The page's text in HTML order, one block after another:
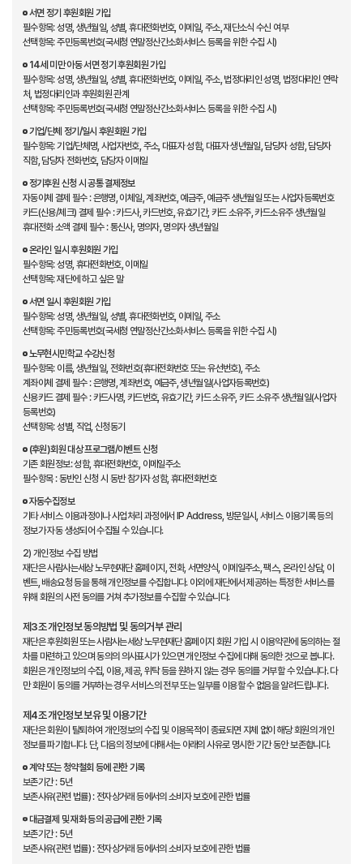
서면 정기 후원회원 가입
필수항목: 성명, 생년월일, 성별, 휴대전화번호, 이메일, 주소, 재단소식 수신 여부
선택항목: 주민등록번호(국세청 연말정산간소화서비스 등록을 위한 수집 시)
14세 미만 아동 서면 정기 후원회원 가입
필수항목: 성명, 생년월일, 성별, 휴대전화번호, 이메일, 주소, 법정대리인 성명, 법정대리인 연락
처, 법정대리인과 후원회원 관계
선택항목: 주민등록번호(국세청 연말정산간소화서비스 등록을 위한 수집 시)
기업/단체 정기/일시 후원회원 가입
필수항목: 기업/단체명, 사업자번호, 주소, 대표자 성함, 대표자 생년월일, 담당자 성함, 담당자
직함, 담당자 전화번호, 담당자 이메일
정기후원 신청 시 공통 결제정보
자동이체 결제 필수 : 은행명, 이체일, 계좌번호, 예금주, 예금주 생년월일 또는 사업자등록번호
카드(신용/체크) 결제 필수 : 카드사, 카드번호, 유효기간, 카드 소유주, 카드소유주 생년월일
휴대전화 소액 결제 필수 : 통신사, 명의자, 명의자 생년월일
온라인 일시 후원회원 가입
필수항목: 성명, 휴대전화번호, 이메일
선택항목: 재단에 하고 싶은 말
서면 일시 후원회원 가입
필수항목: 성명, 생년월일, 성별, 휴대전화번호, 이메일, 주소
선택항목: 주민등록번호(국세청 연말정산간소화서비스 등록을 위한 수집 시)
노무현시민학교 수강신청
필수항목: 이름, 생년월일, 전화번호(휴대전화번호 또는 유선번호), 주소
계좌이체 결제 필수 : 은행명, 계좌번호, 예금주, 생년월일(사업자등록번호)
신용카드 결제 필수 : 카드사명, 카드번호, 유효기간, 카드 소유주, 카드 소유주 생년월일(사업자
등록번호)
선택항목: 성별, 직업, 신청동기
(후원)회원 대상 프로그램/이벤트 신청
기존 회원정보: 성함, 휴대전화번호, 이메일주소
필수항목 : 동반인 신청 시 동반 참가자 성함, 휴대전화번호
자동수집정보
기타 서비스 이용과정이나 사업처리 과정에서 IP Address, 방문일시, 서비스 이용기록 등의
정보가 자동 생성되어 수집될 수 있습니다.
2) 개인정보 수집 방법
재단은 사람사는세상 노무현재단 홈페이지, 전화, 서면양식, 이메일주소, 팩스, 온라인 상담, 이
벤트, 배송요청 등을 통해 개인정보를 수집합니다. 이외에 재단에서 제공하는 특정한 서비스를
위해 회원의 사전 동의를 거쳐 추가정보를 수집할 수 있습니다.
제3조 개인정보 동의방법 및 동의거부 관리
재단은 후원회원 또는 사람사는세상 노무현재단 홈페이지 회원 가입 시 이용약관에 동의하는 절
차를 마련하고 있으며 동의의 의사표시가 있으면 개인정보 수집에 대해 동의한 것으로 봅니다.
회원은 개인정보의 수집, 이용, 제공, 위탁 등을 원하지 않는 경우 동의를 거부할 수 있습니다. 다
만 회원이 동의를 거부하는 경우 서비스의 전부 또는 일부를 이용할 수 없음을 알려드립니다.
제4조 개인정보 보유 및 이용기간
재단은 회원이 탈퇴하여 개인정보의 수집 및 이용목적이 종료되면 지체 없이 해당 회원의 개인
정보를 파기합니다. 단, 다음의 정보에 대해서는 아래의 사유로 명시한 기간 동안 보존합니다.
계약 또는 청약철회 등에 관한 기록
보존기간 : 5년
보존사유(관련 법률) : 전자상거래 등에서의 소비자 보호에 관한 법률
대금결제 및 재화 등의 공급에 관한 기록
보존기간 : 5년
보존사유(관련 법률) : 전자상거래 등에서의 소비자 보호에 관한 법률